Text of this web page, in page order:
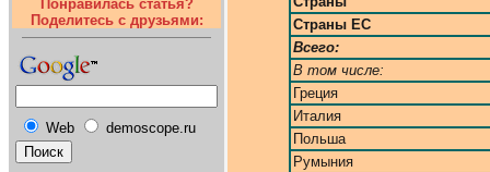
Понравилась статья?
Поделитесь с друзьями:
Web demoscope.ru
Страны ЕС
Всего:
В том числе:
Греция
Италия
Польша
Румыния